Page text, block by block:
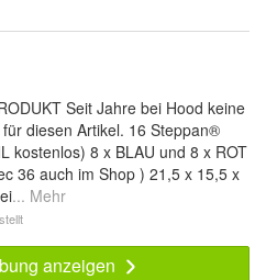
Seit Jahre bei Hood keine
diesen Artikel. 16 Steppan®
kostenlos) 8 x BLAU und 8 x ROT
36 auch im Shop ) 21,5 x 15,5 x
... Mehr
anzeigen